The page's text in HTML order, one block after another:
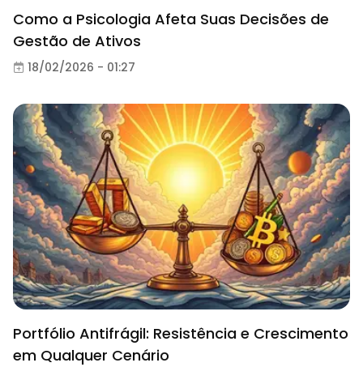
Como a Psicologia Afeta Suas Decisões de
Gestão de Ativos
18/02/2026 - 01:27
Portfólio Antifrágil: Resistência e Crescimento
em Qualquer Cenário